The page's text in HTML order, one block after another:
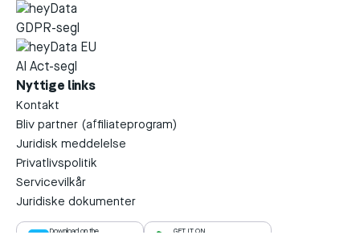
Nyttige links
Kontakt
Bliv partner (affiliateprogram)
Juridisk meddelelse
Privatlivspolitik
Servicevilkår
Juridiske dokumenter
Download on the GET IT ON